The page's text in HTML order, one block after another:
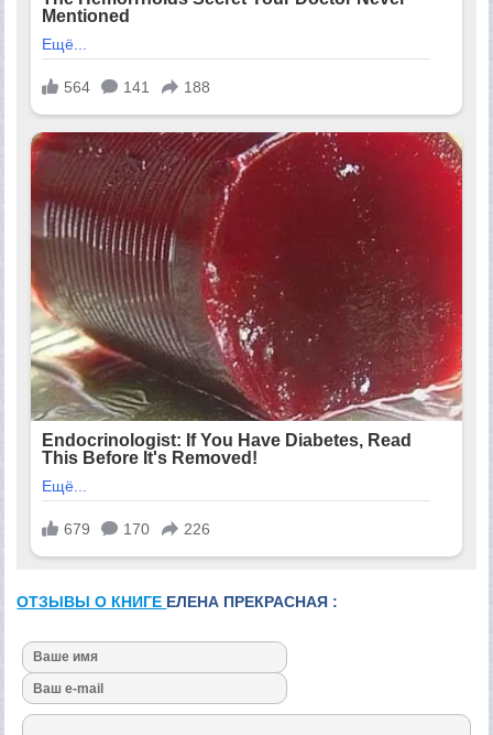
ОТЗЫВЫ О КНИГЕ ЕЛЕНА ПРЕКРАСНАЯ :